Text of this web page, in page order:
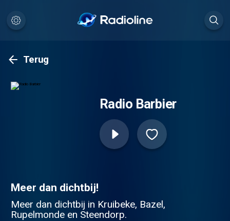
Terug
Radio Barbier
Meer dan dichtbij!
Meer dan dichtbij in Kruibeke, Bazel,
Rupelmonde en Steendorp.